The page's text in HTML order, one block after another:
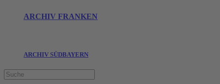
ARCHIV FRANKEN
ARCHIV SÜDBAYERN